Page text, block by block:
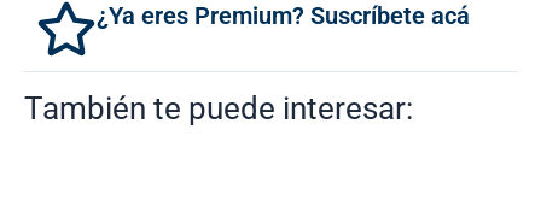
¿Ya eres Premium? Suscríbete acá
También te puede interesar: